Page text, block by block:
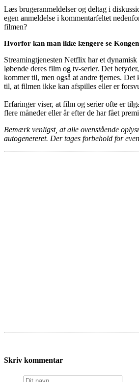
Læs brugeranmeldelser og deltag i
egen anmeldelse i kommentarfeltet
filmen?
Hvorfor kan man ikke længere se
Streamingtjenesten Netflix har et
løbende deres film og tv-serier. Det
kommer til, men også at andre fjernes. Det
til, at filmen ikke kan afspilles eller er
Erfaringer viser, at film og serier ofte er
flere måneder eller år efter de har fået
Bemærk venligst, at alle ovenstående
autogenereret. Der tages forbehold for
Skriv kommentar